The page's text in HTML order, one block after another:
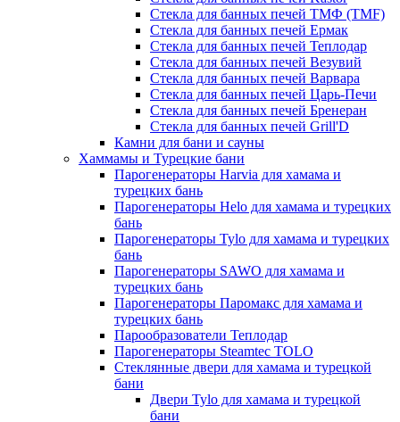
Стекла для банных печей ТМФ (TMF)
Стекла для банных печей Ермак
Стекла для банных печей Теплодар
Стекла для банных печей Везувий
Стекла для банных печей Варвара
Стекла для банных печей Царь-Печи
Стекла для банных печей Бренеран
Стекла для банных печей Grill'D
Камни для бани и сауны
Хаммамы и Турецкие бани
Парогенераторы Harvia для хамама и
турецких бань
Парогенераторы Helo для хамама и турецких
бань
Парогенераторы Tylo для хамама и турецких
бань
Парогенераторы SAWO для хамама и
турецких бань
Парогенераторы Паромакс для хамама и
турецких бань
Парообразователи Теплодар
Парогенераторы Steamtec TOLO
Стеклянные двери для хамама и турецкой
бани
Двери Tylo для хамама и турецкой
бани